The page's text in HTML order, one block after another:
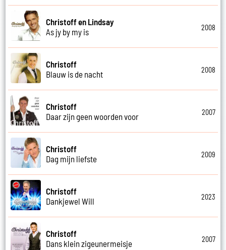
Christoff en Lindsay
As jy by my is
2008
Christoff
Blauw is de nacht
2008
Christoff
Daar zijn geen woorden voor
2007
Christoff
Dag mijn liefste
2009
Christoff
Dankjewel Will
2023
Christoff
Dans klein zigeunermeisje
2007